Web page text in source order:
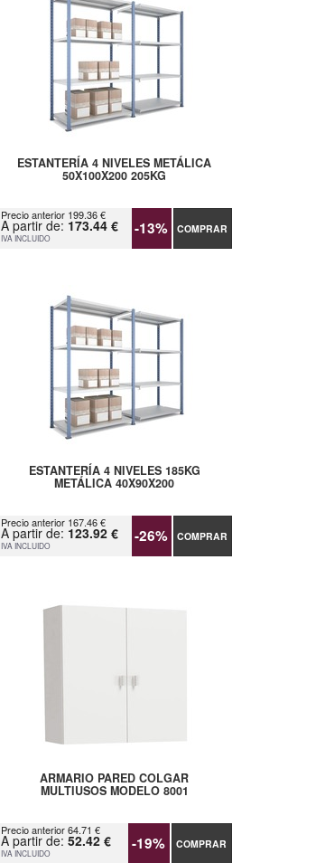
ESTANTERÍA 4 NIVELES METÁLICA
50X100X200 205KG
Precio anterior 199.36 €
A partir de: 173.44 €
IVA INCLUIDO -13% COMPRAR
ESTANTERÍA 4 NIVELES 185KG
METÁLICA 40X90X200
Precio anterior 167.46 €
A partir de: 123.92 €
IVA INCLUIDO -26% COMPRAR
ARMARIO PARED COLGAR
MULTIUSOS MODELO 8001
Precio anterior 64.71 €
A partir de:52.42 €
IVA INCLUIDO -19% COMPRAR